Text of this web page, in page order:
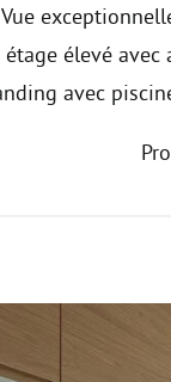
Vue
étage élevé
avec